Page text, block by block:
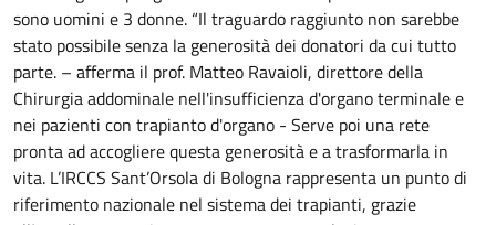
sono uomini e 3 donne. “Il traguardo raggiunto non sarebbe
stato possibile senza la generosità dei donatori da cui tutto
parte. – afferma il prof. Matteo Ravaioli, direttore della
Chirurgia addominale nell'insufficienza d'organo terminale e
nei pazienti con trapianto d'organo - Serve poi una rete
pronta ad accogliere questa generosità e a trasformarla in
vita. L’IRCCS Sant’Orsola di Bologna rappresenta un punto di
riferimento nazionale nel sistema dei trapianti, grazie